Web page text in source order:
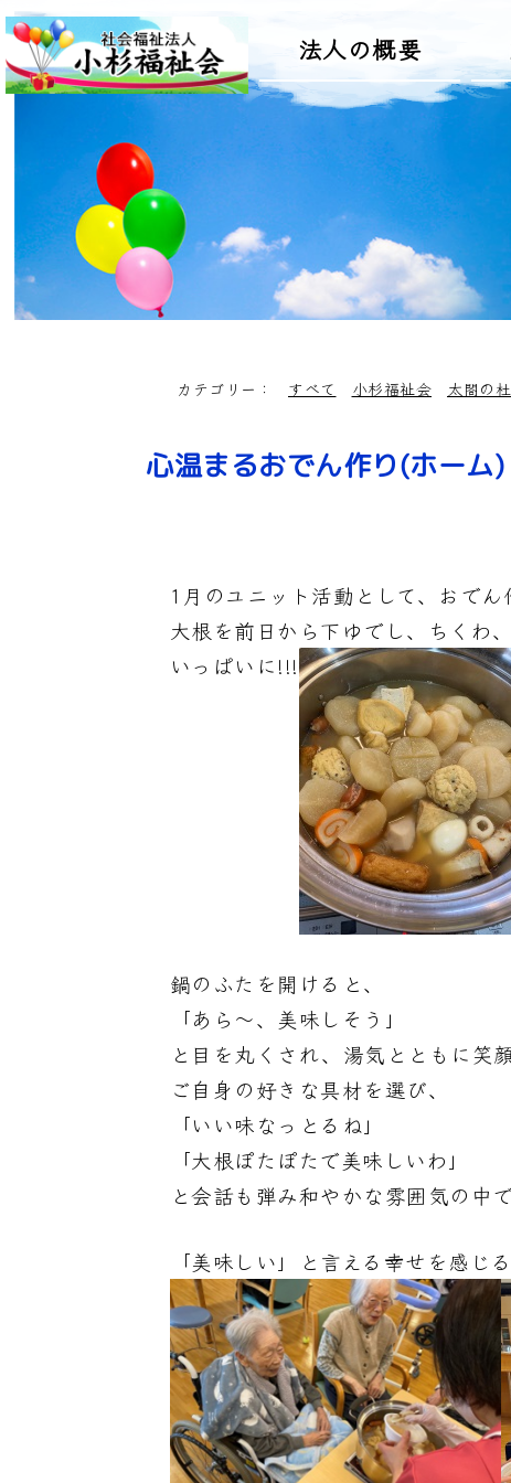
法人の概要
カテゴリー： すべて 小杉福祉会 太閤の杜
心温まるおでん作り(ホーム)
1月のユニット活動として、おで
大根を前日から下ゆでし、ちくわ
いっぱいに!!!
鍋のふたを開けると、
「あら～、美味しそう」
と目を丸くされ、湯気とともに笑
ご自身の好きな具材を選び、
「いい味なっとるね」
「大根ぽたぽたで美味しいわ」
と会話も弾み和やかな雰囲気の
「美味しい」と言える幸せを感じ